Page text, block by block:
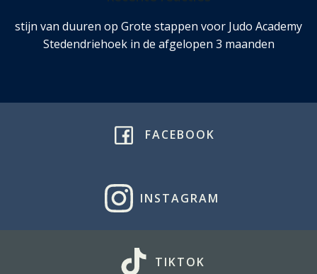
stijn van duuren op Grote stappen voor Judo Academy
Stedendriehoek in de afgelopen 3 maanden
FACEBOOK
INSTAGRAM
TIKTOK